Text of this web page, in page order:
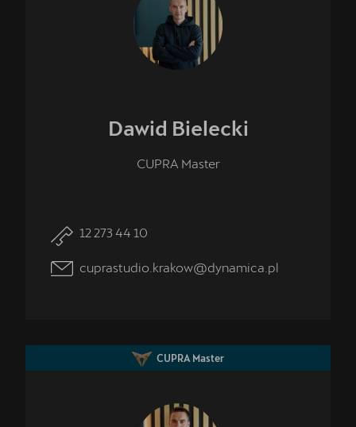
Dawid Bielecki
CUPRA Master
12 273 44 10
cuprastudio.krakow@dynamica.pl
CUPRA Master